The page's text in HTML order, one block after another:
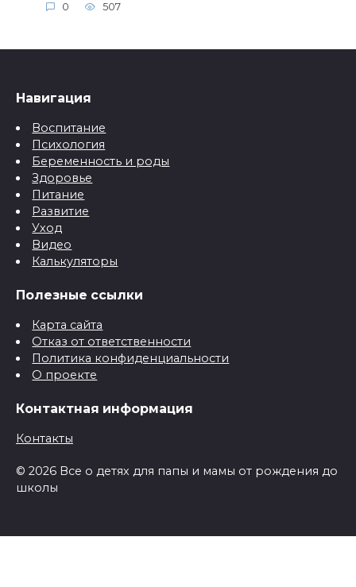
0 507
Навигация
Воспитание
Психология
Беременность и роды
Здоровье
Питание
Развитие
Уход
Видео
Калькуляторы
Полезные ссылки
Карта сайта
Отказ от ответственности
Политика конфиденциальности
О проекте
Контактная информация
Контакты
© 2026 Все о детях для папы и мамы от рождения до
школы